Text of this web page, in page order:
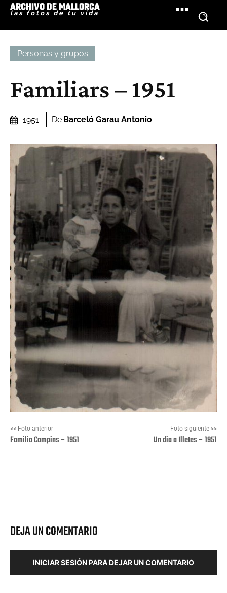
ARCHIVO DE MALLORCA
las fotos de tu vida
Personas y grupos
Familiars – 1951
1951 De Barceló Garau Antonio
<< Foto anterior
Familia Campins – 1951
Foto siguiente >>
Un dia a Illetes – 1951
DEJA UN COMENTARIO
INICIAR SESIÓN PARA DEJAR UN COMENTARIO